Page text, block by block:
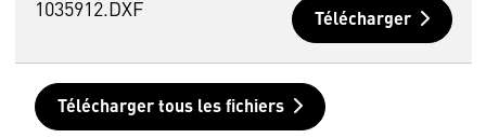
1035912.DXF Télécharger
Télécharger tous les fichiers